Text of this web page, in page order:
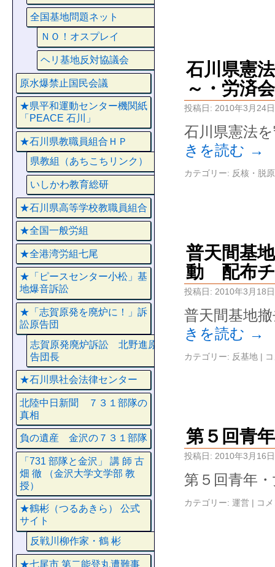
石川県憲
～・労済
投稿日: 2010年3月24日
石川県憲法
きを読む →
カテゴリー: 反核・脱
普天間基
動 配布チ
投稿日: 2010年3月18日
普天間基地
きを読む →
カテゴリー: 反基地 |
第５回青
投稿日: 2010年3月16日
第５回青年
カテゴリー: 運営 | コ
全国基地問題ネット
ＮＯ！オスプレイ
ヘリ基地反対協議会
原水爆禁止国民会議
★県平和運動センター機関紙
「PEACE 石川」
★石川県教職員組合ＨＰ
県教組（あちこちリンク）
いしかわ教育総研
★石川県高等学校教職員組合
★全国一般労組
★全港湾労組七尾
★「ピースセンター小松」基
地爆音訴訟
★「志賀原発を廃炉に！」訴
訟原告団
志賀原発廃炉訴訟 北野進原
告団長
★石川県社会法律センター
北陸中日新聞 ７３１部隊の
真相
負の遺産 金沢の７３１部隊
「731 部隊と金沢」 講 師 古
畑 徹 （金沢大学文学部 教
授）
★鶴彬（つるあきら） 公式
サイト
反戦川柳作家・鶴 彬
★七尾市 第二能登丸遭難事